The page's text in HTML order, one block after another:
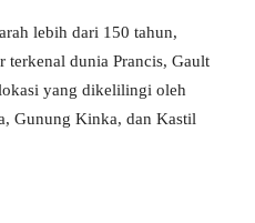
lebih dari 150 tahun,
dunia Prancis, Gault
yang dikelilingi oleh
Gunung Kinka, dan Kastil